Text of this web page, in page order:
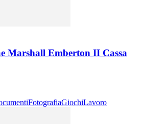
Marshall Emberton II Cassa
FotografiaGiochiLavoro